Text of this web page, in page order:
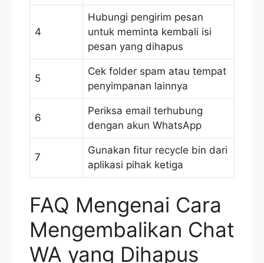
4
Hubungi pengirim pesan
untuk meminta kembali isi
pesan yang dihapus
5
Cek folder spam atau tempat
penyimpanan lainnya
6
Periksa email terhubung
dengan akun WhatsApp
7
Gunakan fitur recycle bin dari
aplikasi pihak ketiga
FAQ Mengenai Cara
Mengembalikan Chat
WA yang Dihapus